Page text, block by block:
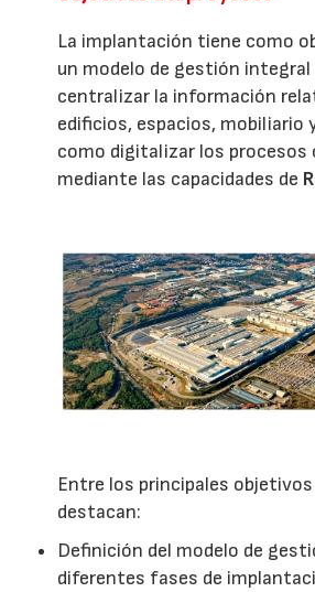
La implantación tiene como
un modelo de gestión integral
centralizar la información
edificios, espacios, mobiliario
como digitalizar los procesos
mediante las capacidades de
Entre los principales
destacan:
Definición del modelo de
diferentes fases de